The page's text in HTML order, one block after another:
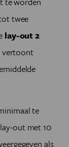
twee
lay-out 2
vertoont
te
out met 10
als